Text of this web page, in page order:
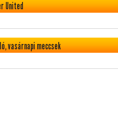
United
vasárnapi meccsek